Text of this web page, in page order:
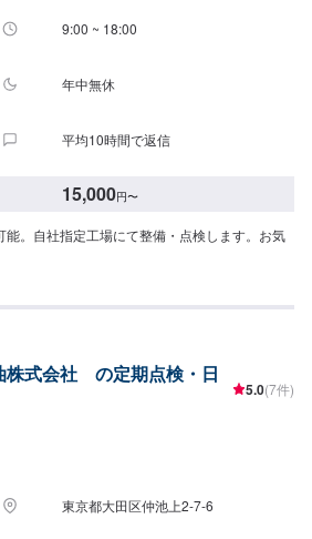
9:00 ~ 18:00
年中無休
平均10時間で返信
15,000円〜
。自社指定工場にて整備・点検します。お気
株式会社 の定期点検・日
5.0(7件)
東京都大田区仲池上2-7-6